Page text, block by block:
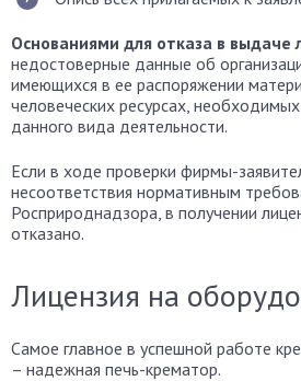
Основаниями для отказа в выдаче
недостоверные данные об
имеющихся в ее распоряжении
человеческих ресурсах,
данного вида деятельности.
Если в ходе проверки фирмы-
несоответствия нормативным
Росприроднадзора, в получении
отказано.
Лицензия на
Самое главное в успешной работе
– надежная печь-крематор.